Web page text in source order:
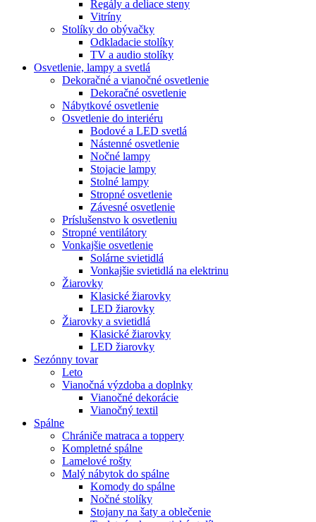
Regály a deliace steny
Vitríny
Stolíky do obývačky
Odkladacie stolíky
TV a audio stolíky
Osvetlenie, lampy a svetlá
Dekoračné a vianočné osvetlenie
Dekoračné osvetlenie
Nábytkové osvetlenie
Osvetlenie do interiéru
Bodové a LED svetlá
Nástenné osvetlenie
Nočné lampy
Stojacie lampy
Stolné lampy
Stropné osvetlenie
Závesné osvetlenie
Príslušenstvo k osvetleniu
Stropné ventilátory
Vonkajšie osvetlenie
Solárne svietidlá
Vonkajšie svietidlá na elektrinu
Žiarovky
Klasické žiarovky
LED žiarovky
Žiarovky a svietidlá
Klasické žiarovky
LED žiarovky
Sezónny tovar
Leto
Vianočná výzdoba a doplnky
Vianočné dekorácie
Vianočný textil
Spálne
Chrániče matraca a toppery
Kompletné spálne
Lamelové rošty
Malý nábytok do spálne
Komody do spálne
Nočné stolíky
Stojany na šaty a oblečenie